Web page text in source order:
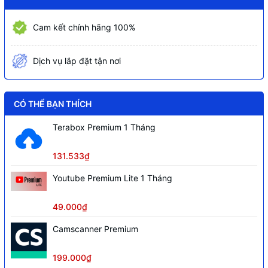
Sub)
Kết nối không dây Wi-Fi 6E (802.11ax), Bluetooth 5.3
Khối lượng
Kích thước 145 x 292.2 x 365 mm
Phụ kiện đi kèm
Cam kết chính hãng 100%
Dịch vụ lắp đặt tận nơi
CÓ THỂ BẠN THÍCH
Terabox Premium 1 Tháng
131.533₫
Youtube Premium Lite 1 Tháng
49.000₫
Camscanner Premium
199.000₫